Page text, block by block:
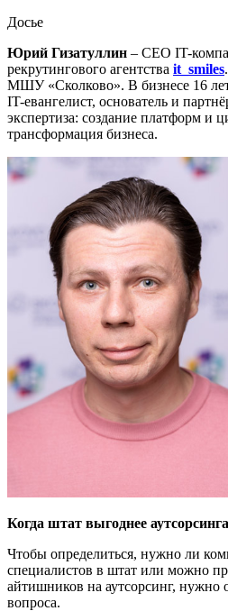
Досье
Юрий Гизатуллин – СЕО IT-
рекрутингового агентства it_smiles.
МШУ «Сколково». В бизнесе 16
IT-евангелист, основатель и партнё
экспертиза: создание платформ и
трансформация бизнеса.
Когда штат выгоднее аутсорсинга
Чтобы определиться, нужно ли
специалистов в штат или можно
айтишников на аутсорсинг, нужно
вопроса.